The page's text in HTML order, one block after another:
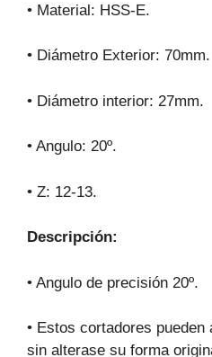
• Material: HSS-E.
• Diámetro Exterior: 70mm.
• Diámetro interior: 27mm.
• Angulo: 20º.
• Z: 12-13.
Descripción:
• Angulo de precisión 20º.
• Estos cortadores
sin alterase su forma